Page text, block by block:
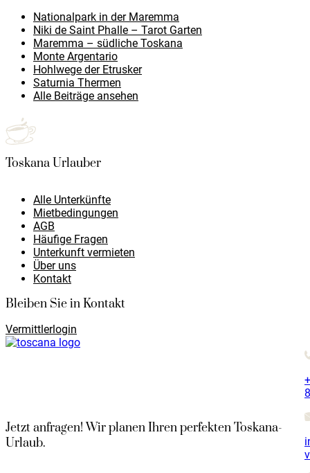
Nationalpark in der Maremma
Niki de Saint Phalle – Tarot Garten
Maremma – südliche Toskana
Monte Argentario
Hohlwege der Etrusker
Saturnia Thermen
Alle Beiträge ansehen
Toskana Urlauber
Alle Unterkünfte
Mietbedingungen
AGB
Häufige Fragen
Unterkunft vermieten
Über uns
Kontakt
Bleiben Sie in Kontakt
Vermittlerlogin
Jetzt anfragen! Wir planen Ihren perfekten Toskana-
Urlaub.